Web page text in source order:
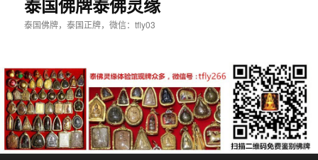
泰国佛牌泰佛灵缘
泰国佛牌，泰国正牌，微信：tfly03